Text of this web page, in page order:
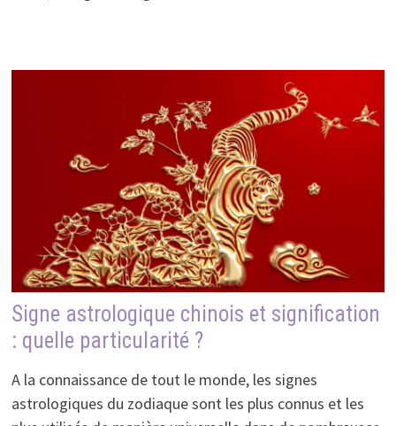
Signe astrologique chinois et signification
: quelle particularité ?
A la connaissance de tout le monde, les signes
astrologiques du zodiaque sont les plus connus et les